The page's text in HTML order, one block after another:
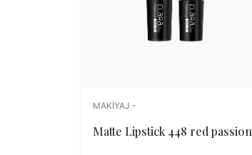
MAKIYAJ -
Matte Lipstick 448 red passion